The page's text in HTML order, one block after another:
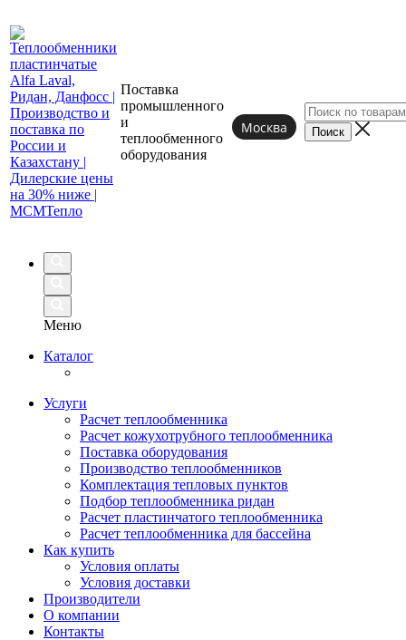
Поставка
промышленного
и
теплообменного
оборудования
Москва
Меню
Каталог
Услуги
Расчет теплообменника
Расчет кожухотрубного теплообменника
Поставка оборудования
Производство теплообменников
Комплектация тепловых пунктов
Подбор теплообменника ридан
Расчет пластинчатого теплообменника
Расчет теплообменника для бассейна
Как купить
Условия оплаты
Условия доставки
Производители
О компании
Контакты